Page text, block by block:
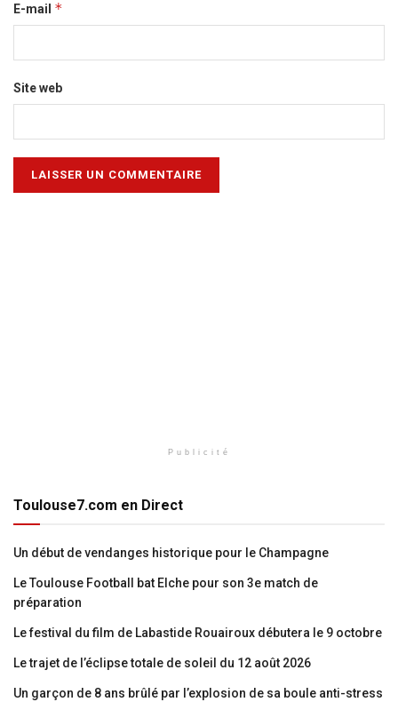
E-mail *
Site web
Publicité
Toulouse7.com en Direct
Un début de vendanges historique pour le Champagne
Le Toulouse Football bat Elche pour son 3e match de
préparation
Le festival du film de Labastide Rouairoux débutera le 9 octobre
Le trajet de l’éclipse totale de soleil du 12 août 2026
Un garçon de 8 ans brûlé par l’explosion de sa boule anti-stress